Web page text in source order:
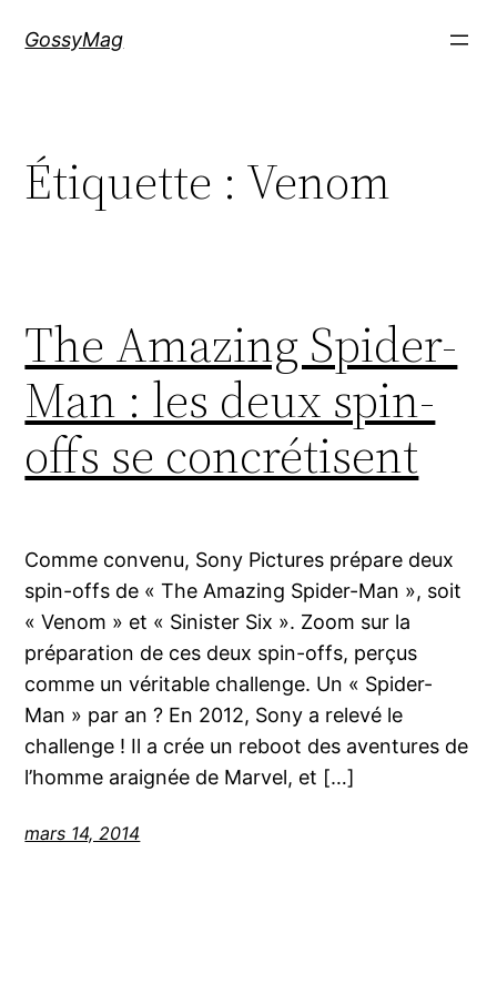
GossyMag
Étiquette : Venom
The Amazing Spider-
Man : les deux spin-
offs se concrétisent
Comme convenu, Sony Pictures prépare deux
spin-offs de « The Amazing Spider-Man », soit
« Venom » et « Sinister Six ». Zoom sur la
préparation de ces deux spin-offs, perçus
comme un véritable challenge. Un « Spider-
Man » par an ? En 2012, Sony a relevé le
challenge ! Il a crée un reboot des aventures de
l’homme araignée de Marvel, et […]
mars 14, 2014